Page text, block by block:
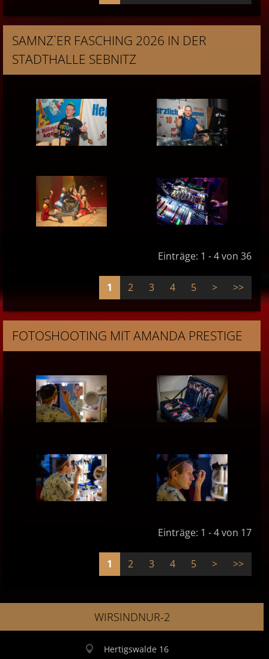
SAMNZ`ER FASCHING 2026 IN DER
STADTHALLE SEBNITZ
Einträge: 1 - 4 von 36
1 2 3 4 5 > >>
FOTOSHOOTING MIT AMANDA PRESTIGE
Einträge: 1 - 4 von 17
1 2 3 4 5 > >>
WIRSINDNUR-2
Hertigswalde 16